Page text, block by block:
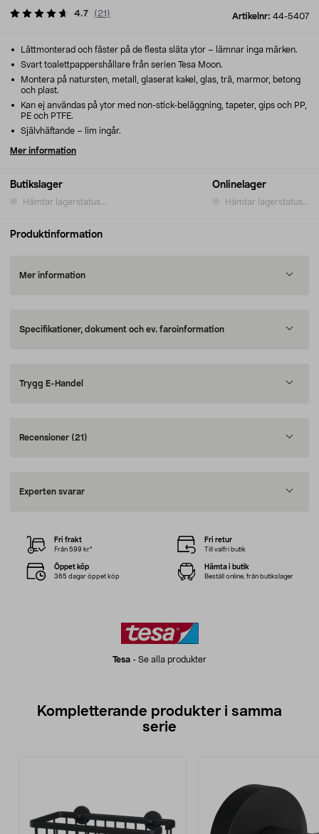
Artikelnr: 44-5407
4.7 ( 21 )
Butikslager
Hämtar lagerstatus...
Onlinelager
Hämtar lagerstatus...
Lättmonterad och fäster på de flesta släta ytor – lämnar inga märken.
Svart toalettpappershållare från serien Tesa Moon.
Montera på natursten, metall, glaserat kakel, glas, trä, marmor, betong
och plast.
Kan ej användas på ytor med non-stick-beläggning, tapeter, gips och PP,
PE och PTFE.
Självhäftande – lim ingår.
Mer information
Produktinformation
Mer information
Specifikationer, dokument och ev. faroinformation
Trygg E-Handel
Recensioner (21)
Experten svarar
Tesa - Se alla produkter
Fri frakt
Från 599 kr*
Fri retur
Till valfri butik
Öppet köp
365 dagar öppet köp
Hämta i butik
Beställ online, från butikslager
Kompletterande produkter i samma
serie